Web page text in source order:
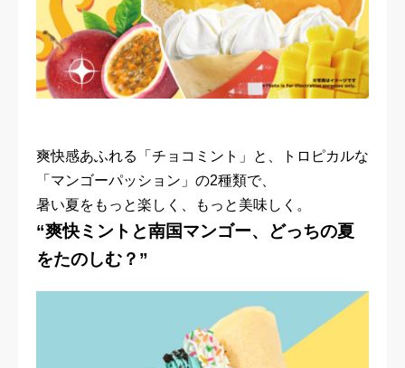
爽快感あふれる「チョコミント」と、トロピカルな
「マンゴーパッション」の2種類で、
暑い夏をもっと楽しく、もっと美味しく。
“爽快ミントと南国マンゴー、どっちの夏
をたのしむ？”